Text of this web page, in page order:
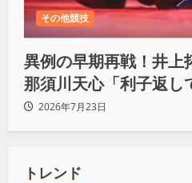
その他競技
異例の早期再戦！井上
那須川天心「利子返し
戦へ2026年7月23日
トレンド